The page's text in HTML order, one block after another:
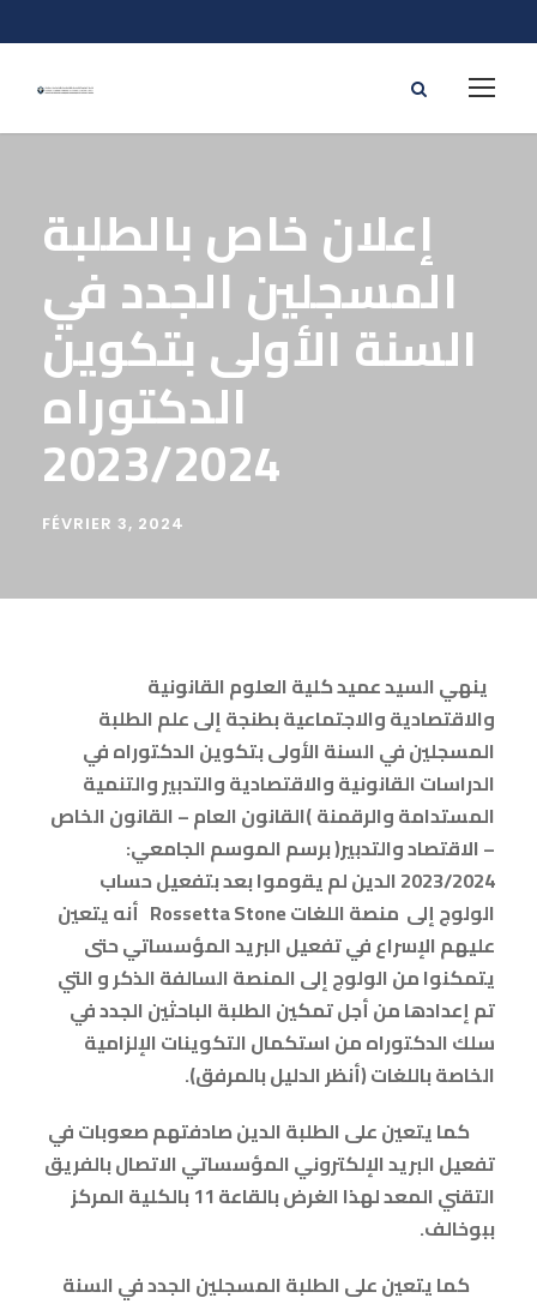
إعلان خاص بالطلبة
المسجلين الجدد في
السنة الأولى بتكوين
الدكتوراه
2023/2024
FÉVRIER 3, 2024
ينهي السيد عميد كلية العلوم القانونية
والاقتصادية والاجتماعية بطنجة إلى علم الطلبة
المسجلين في السنة الأولى بتكوين الدكتوراه في
الدراسات القانونيةوالاقتصادية والتدبير والتنمية
المستدامةوالرقمنة)القانون العام– القانون الخاص
– الاقتصاد والتدبير(برسم الموسم الجامعي:
2023/2024 الدين لم يقوموا بعد بتفعيل حساب
الولوج إلى منصة اللغاتRossetta Stone أنه يتعين
عليهم الإسراع في تفعيل البريد المؤسساتي حتى
يتمكنوا من الولوج إلى المنصة السالفة الذكر و التي
تم إعدادها من أجل تمكين الطلبة الباحثين الجدد في
سلك الدكتوراه من استكمال التكوينات الإلزامية
الخاصة باللغات (أنظر الدليل بالمرفق).
كما يتعين على الطلبة الدين صادفتهم صعوبات في
تفعيل البريد الإلكتروني المؤسساتي الاتصال بالفريق
التقني المعد لهذا الغرض بالقاعة 11 بالكلية المركز
ببوخالف.
كما يتعين على الطلبة المسجلين الجدد في السنة